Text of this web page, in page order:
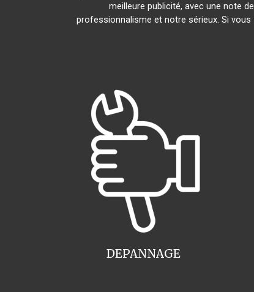
meilleure publicité, avec une note
professionnalisme et notre sérieux. Si vous
DEPANNAGE